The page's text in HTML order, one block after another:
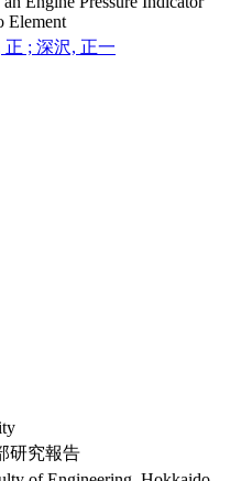
Element
; 深沢, 正一
研究報告